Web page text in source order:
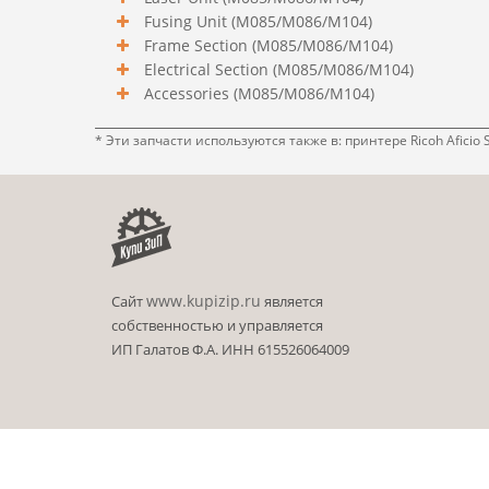
Fusing Unit (M085/M086/M104)
Frame Section (M085/M086/M104)
Electrical Section (M085/M086/M104)
Accessories (M085/M086/M104)
* Эти запчасти используются также в: принтере Ricoh Aficio
Сайтwww.kupizip.ru является
собственностью и управляется
ИП Галатов Ф.А. ИНН 615526064009